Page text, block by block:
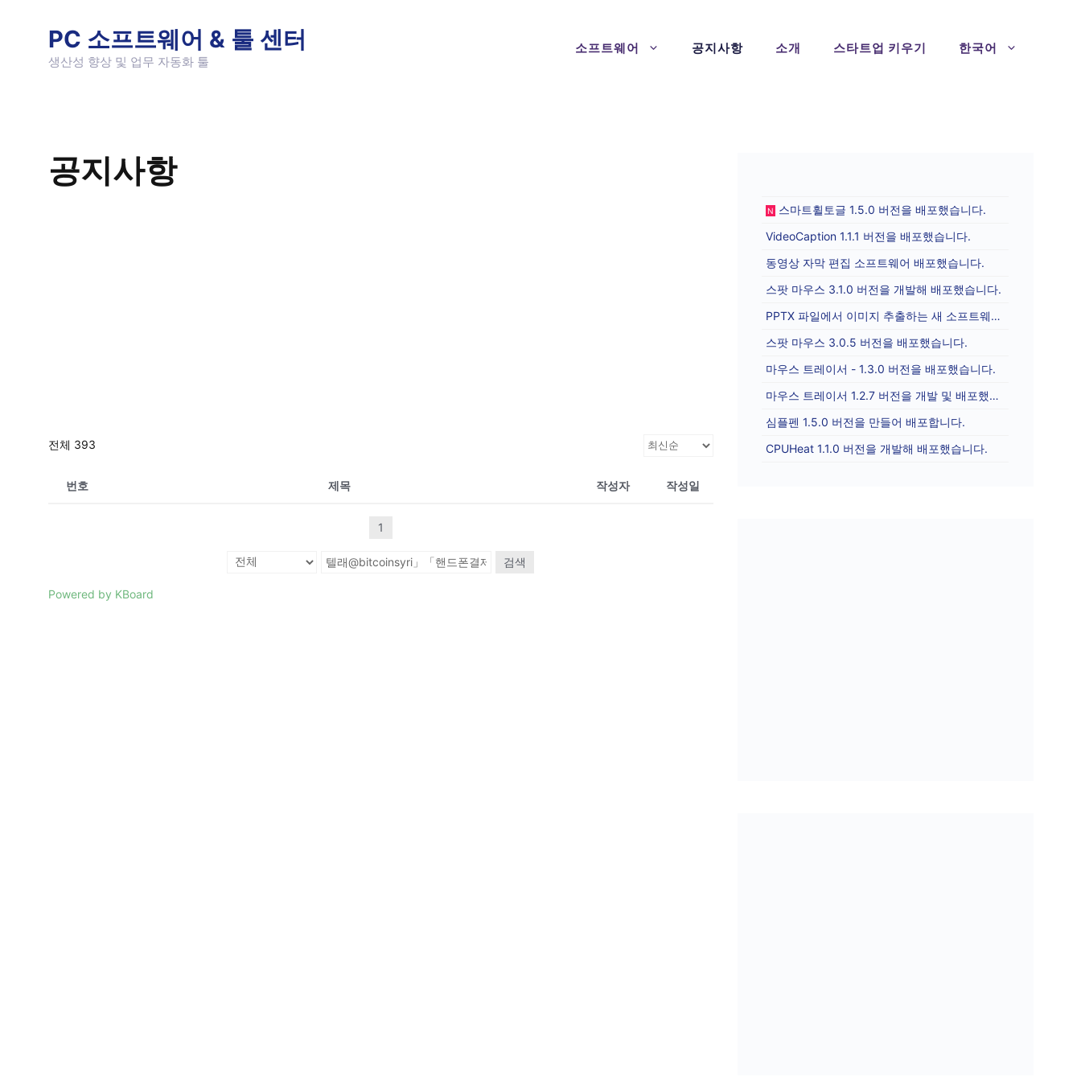
PC 소프트웨어 & 툴 센터
생산성 향상 및 업무 자동화 툴
소프트웨어 공지사항 소개 스타트업 키우기 한국어
공지사항
전체 393
번호 제목 작성자 작성일
1
검색
Powered by KBoard
N
스마트휠토글 1.5.0 버전을 배포했습니다.
VideoCaption 1.1.1 버전을 배포했습니다.
동영상 자막 편집 소프트웨어 배포했습니다.
스팟 마우스 3.1.0 버전을 개발해 배포했습니다.
PPTX 파일에서 이미지 추출하는 새 소프트웨어를 배포합니다.
스팟 마우스 3.0.5 버전을 배포했습니다.
마우스 트레이서 - 1.3.0 버전을 배포했습니다.
마우스 트레이서 1.2.7 버전을 개발 및 배포했습니다.
심플펜 1.5.0 버전을 만들어 배포합니다.
CPUHeat 1.1.0 버전을 개발해 배포했습니다.